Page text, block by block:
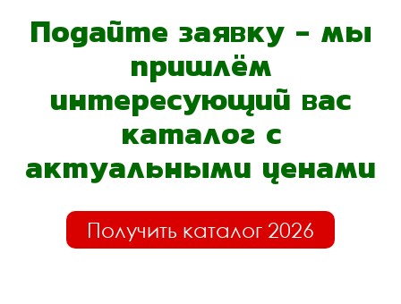
Подайте заявку - мы
пришлём
интересующий вас
каталог с
актуальными ценами
Получить каталог 2026